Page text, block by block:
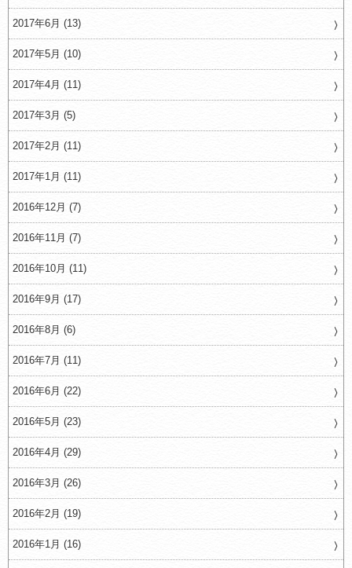
2017年6月 (13)
2017年5月 (10)
2017年4月 (11)
2017年3月 (5)
2017年2月 (11)
2017年1月 (11)
2016年12月 (7)
2016年11月 (7)
2016年10月 (11)
2016年9月 (17)
2016年8月 (6)
2016年7月 (11)
2016年6月 (22)
2016年5月 (23)
2016年4月 (29)
2016年3月 (26)
2016年2月 (19)
2016年1月 (16)